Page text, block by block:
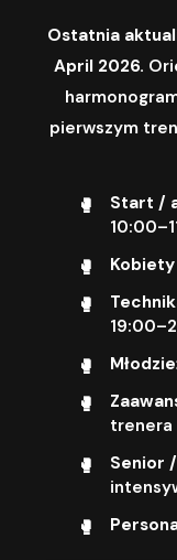
Ostatnia
April 2026.
pierwszym
Start /
Kobiety
trenera
Senior